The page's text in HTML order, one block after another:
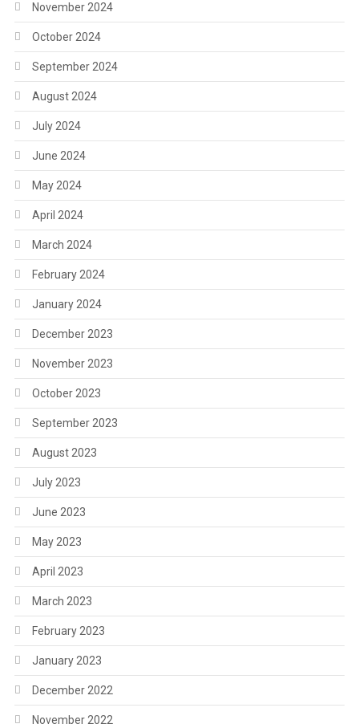
November 2024
October 2024
September 2024
August 2024
July 2024
June 2024
May 2024
April 2024
March 2024
February 2024
January 2024
December 2023
November 2023
October 2023
September 2023
August 2023
July 2023
June 2023
May 2023
April 2023
March 2023
February 2023
January 2023
December 2022
November 2022